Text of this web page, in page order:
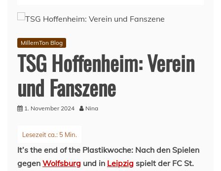
MillernTon Blog
TSG Hoffenheim: Verein
und Fanszene
1. November 2024 Nina
It’s the end of the Plastikwoche: Nach den Spielen
gegen Wolfsburg und in Leipzig spielt der FC St.